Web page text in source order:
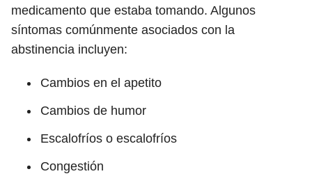
medicamento que estaba tomando. Algunos
síntomas comúnmente asociados con la
abstinencia incluyen:
Cambios en el apetito
Cambios de humor
Escalofríos o escalofríos
Congestión